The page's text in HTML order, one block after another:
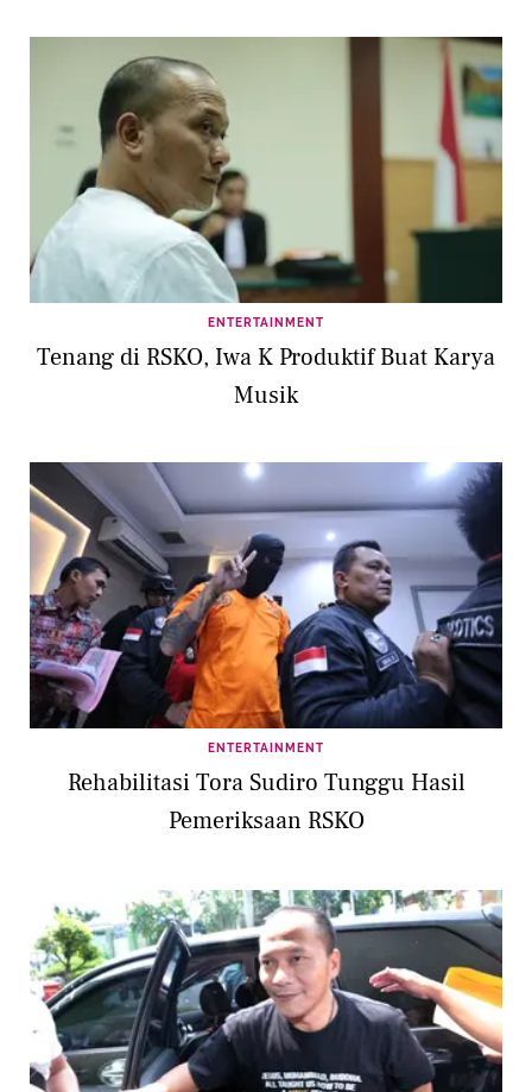
ENTERTAINMENT
Tenang di RSKO, Iwa K Produktif Buat Karya
Musik
ENTERTAINMENT
Rehabilitasi Tora Sudiro Tunggu Hasil
Pemeriksaan RSKO